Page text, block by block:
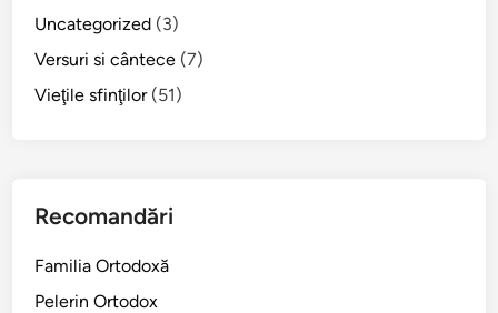
Uncategorized (3)
Versuri si cântece (7)
Vieţile sfinţilor(51)
Recomandări
Familia Ortodoxă
Pelerin Ortodox